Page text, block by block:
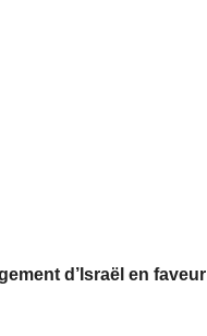
d’Israël en faveur